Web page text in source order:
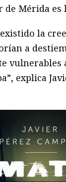
de Mérida es
la
a
vulnerables
explica